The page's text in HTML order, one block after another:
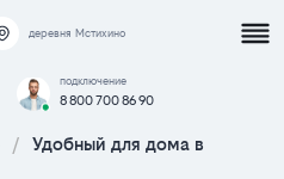
деревня Мстихино
подключение
8 800 700 86 90
/
Удобный для дома в